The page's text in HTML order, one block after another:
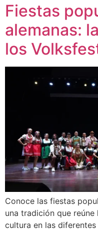
Fiestas
alemanas:
los
Conoce las fiestas
una tradición que
cultura en las